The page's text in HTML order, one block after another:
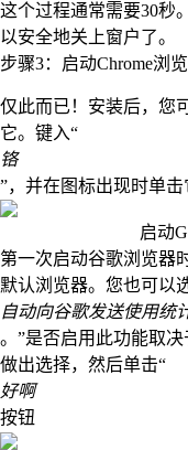
这个过程通常需要30秒
以安全地关上窗户了。
步骤3：启动Chrome浏
仅此而已！安装后，您
它。键入“
铬
”，并在图标出现时单击
启动
第一次启动谷歌浏览器
默认浏览器。您也可以
自动向谷歌发送使用统
。”是否启用此功能取决
做出选择，然后单击“
好啊
按钮